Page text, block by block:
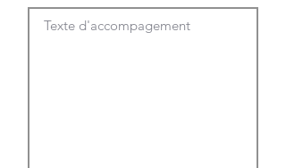
Texte d'accompagement